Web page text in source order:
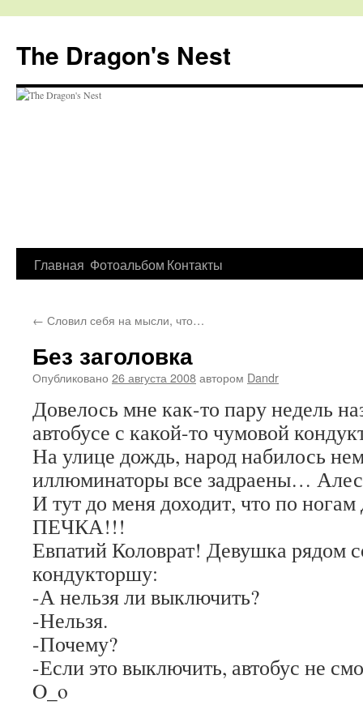
The Dragon's Nest
Перейти
содержимому
Главная Фотоальбом Контакты
← Словил себя на мысли, что…
Без заголовка
Опубликовано 26 августа 2008автором Dandr
Довелось мне как-то пару недель
автобусе с какой-то чумовой
На улице дождь, народ набилось
иллюминаторы все задраены…
И тут до меня доходит, что по ногам
ПЕЧКА!!!
Евпатий Коловрат! Девушка рядом
кондукторшу:
-А нельзя ли выключить?
-Нельзя.
-Почему?
-Если это выключить, автобус не
O_o